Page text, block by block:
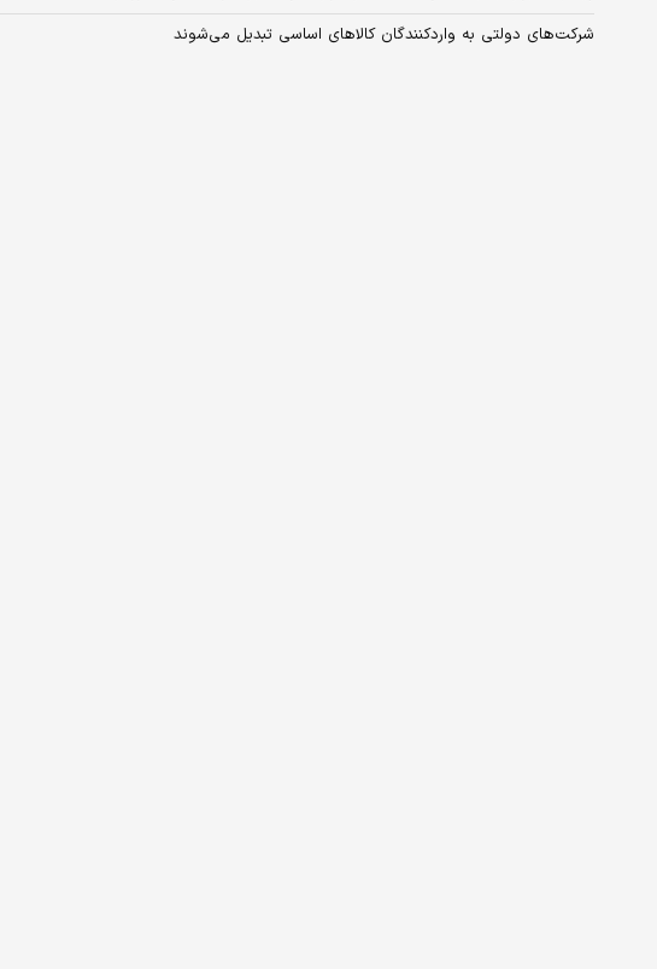
شرکت‌های دولتی به واردکنندگان کالاهای اساسی تبدیل می‌شوند